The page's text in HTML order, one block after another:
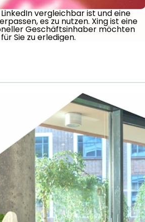
vergleichbar ist und eine
es zu nutzen. Xing ist eine
Geschäftsinhaber möchten
Sie zu erledigen.